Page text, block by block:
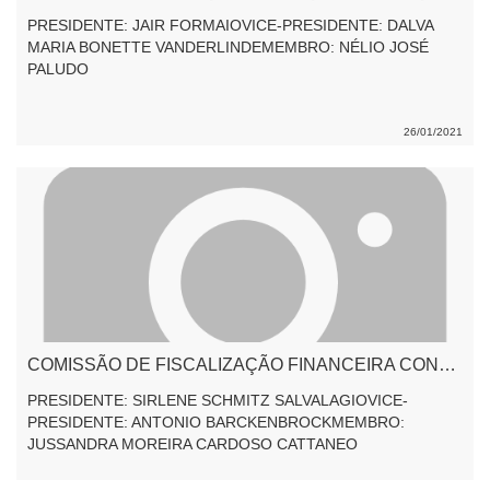
PRESIDENTE: JAIR FORMAIOVICE-PRESIDENTE: DALVA
MARIA BONETTE VANDERLINDEMEMBRO: NÉLIO JOSÉ
PALUDO
26/01/2021
COMISSÃO DE FISCALIZAÇÃO FINANCEIRA CONTROLE E ORÇAMENTO 2021/2022
PRESIDENTE: SIRLENE SCHMITZ SALVALAGIOVICE-
PRESIDENTE: ANTONIO BARCKENBROCKMEMBRO:
JUSSANDRA MOREIRA CARDOSO CATTANEO